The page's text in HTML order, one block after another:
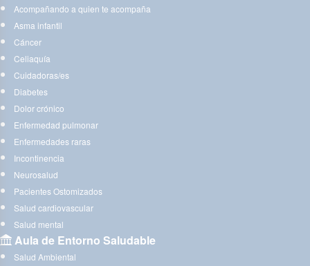
Acompañando a quien te acompaña
Asma infantil
Cáncer
Celiaquía
Cuidadoras/es
Diabetes
Dolor crónico
Enfermedad pulmonar
Enfermedades raras
Incontinencia
Neurosalud
Pacientes Ostomizados
Salud cardiovascular
Salud mental
Aula de Entorno Saludable
Salud Ambiental